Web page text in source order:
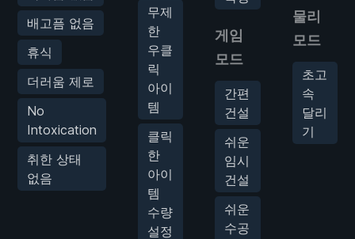
배고픔 없음
휴식
더러움 제로
No
Intoxication
취한 상태
없음
무제
한
우클
릭
아이
템
클릭
한
아이
템
수량
설정
게임
모드
간편
건설
쉬운
임시
건설
쉬운
수공
물리
모드
초고
속
달리
기